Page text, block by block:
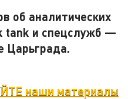
об аналитических
tank и спецслужб —
Царьграда.
наши материалы